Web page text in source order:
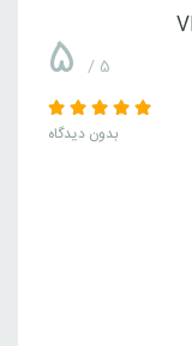
5 / 5
بدون دیدگاه